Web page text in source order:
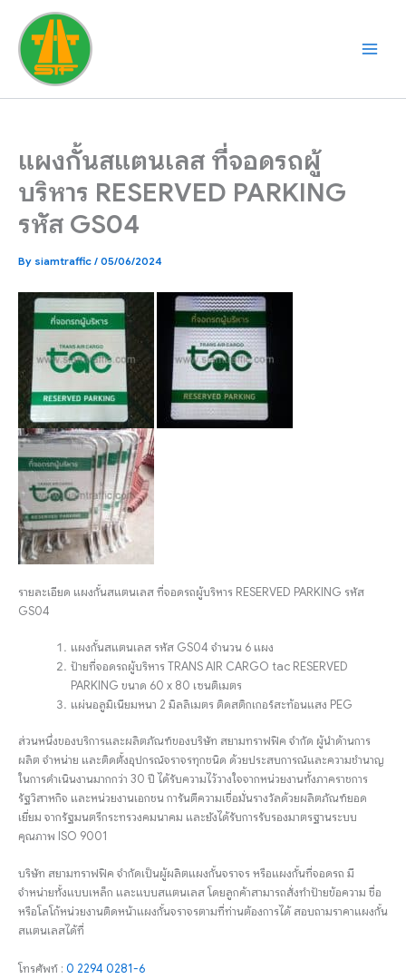
content
แผงกั้นสแตนเลส ที่จอดรถผู้
บริหาร RESERVED PARKING
รหัส GS04
By siamtraffic / 05/06/2024
รายละเอียด แผงกั้นสแตนเลส ที่จอดรถผู้บริหาร RESERVED PARKING รหัส
GS04
แผงกั้นสแตนเลส รหัส GS04 จำนวน 6 แผง
ป้ายที่จอดรถผู้บริหาร TRANS AIR CARGO tac RESERVED
PARKING ขนาด 60 x 80 เซนติเมตร
แผ่นอลูมิเนียมหนา 2 มิลลิเมตร ติดสติกเกอร์สะท้อนแสง PEG
ส่วนหนึ่งของบริการและผลิตภัณฑ์ของบริษัท สยามทราฟฟิค จำกัด ผู้นำด้านการ
ผลิต จำหน่าย และติดตั้งอุปกรณ์จราจรทุกชนิด ด้วยประสบการณ์และความชำนาญ
ในการดำเนินงานมากกว่า 30 ปี ได้รับความไว้วางใจจากหน่วยงานทั้งภาคราชการ
รัฐวิสาหกิจ และหน่วยงานเอกชน การันตีความเชื่อมั่นรางวัลด้วยผลิตภัณฑ์ยอด
เยี่ยม จากรัฐมนตรีกระทรวงคมนาคม และยังได้รับการรับรองมาตรฐานระบบ
คุณภาพ ISO 9001
บริษัท สยามทราฟฟิค จำกัดเป็นผู้ผลิตแผงกั้นจราจร หรือแผงกั้นที่จอดรถ มี
จำหน่ายทั้งแบบเหล็ก และแบบสแตนเลส โดยลูกค้าสามารถสั่งทำป้ายข้อความ ชื่อ
หรือโลโก้หน่วยงานติดหน้าแผงกั้นจราจรตามที่ท่านต้องการได้ สอบถามราคาแผงกั้น
สแตนเลสได้ที่
โทรศัพท์ : 0 2294 0281-6